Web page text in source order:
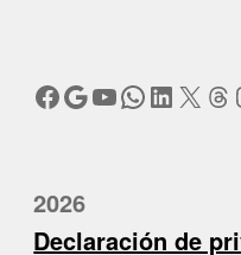
Facebook
Google
YouTube
X
2026
Declaración de